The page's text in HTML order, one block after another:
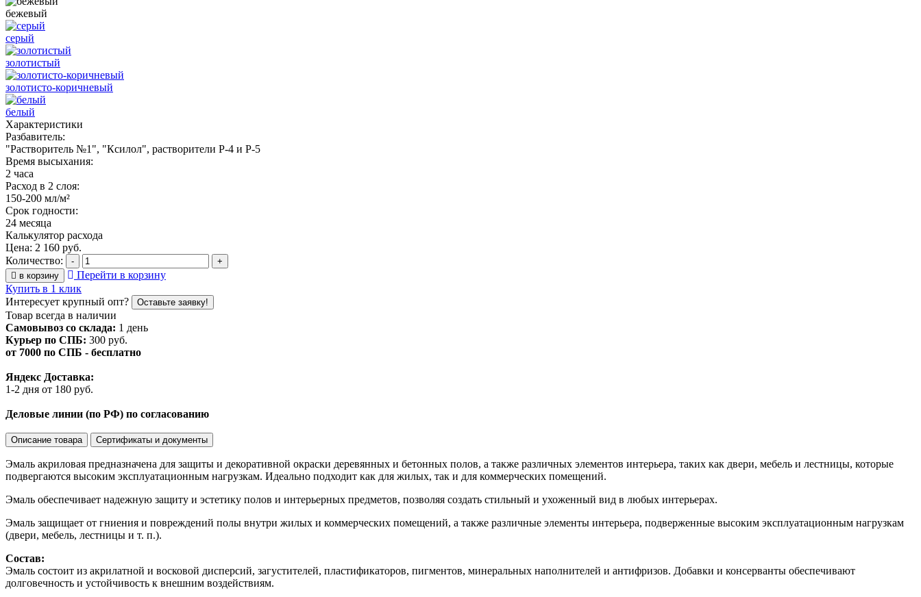
бежевый
серый
золотистый
золотисто-коричневый
белый
Характеристики
Разбавитель:
"Растворитель №1", "Ксилол", растворители Р-4 и Р-5
Время высыхания:
2 часа
Расход в 2 слоя:
150-200 мл/м²
Срок годности:
24 месяца
Калькулятор расхода
Цена: 2 160 руб.
Количество:
-
+
в корзину
Перейти в корзину
Купить в 1 клик
Интересует крупный опт?
Оставьте заявку!
Товар всегда в наличии
Самовывоз со склада: 1 день
Курьер по СПБ: 300 руб.
от 7000 по СПБ - бесплатно
Яндекс Доставка:
1-2 дня от 180 руб.
Деловые линии (по РФ) по согласованию
Описание товара Сертификаты и документы
Эмаль акриловая предназначена для защиты и декоративной окраски деревянных и бетонных полов, а также различных элементов интерьера, таких как двери, мебель и лестницы, которые
подвергаются высоким эксплуатационным нагрузкам. Идеально подходит как для жилых, так и для коммерческих помещений.
Эмаль обеспечивает надежную защиту и эстетику полов и интерьерных предметов, позволяя создать стильный и ухоженный вид в любых интерьерах.
Эмаль защищает от гниения и повреждений полы внутри жилых и коммерческих помещений, а также различные элементы интерьера, подверженные высоким эксплуатационным нагрузкам
(двери, мебель, лестницы и т. п.).
Состав:
Эмаль состоит из акрилатной и восковой дисперсий, загустителей, пластификаторов, пигментов, минеральных наполнителей и антифризов. Добавки и консерванты обеспечивают
долговечность и устойчивость к внешним воздействиям.